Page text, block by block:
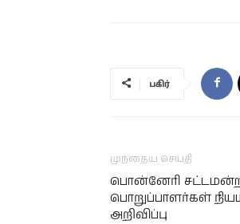
பகிர்
முந்தைய செய்தி
பொன்னேரி
பொறுப்பாளர்கள்
அறிவிப்பு